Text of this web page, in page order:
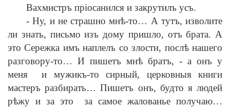
Вахмистръ прiосанился и закрутилъ усъ.
- Ну, и не страшно мнѣ-то… А тутъ, изволите
ли знать, письмо изъ дому пришло, отъ брата. А
это Сережка имъ наплелъ со злости, послѣнашего
разговору-то… И пишетъ мнѣ братъ, - а онъ у
меня и мужикъ-то сирный, церковныя книги
мастеръ разбирать… Пишетъ онъ, будто я людей
рѣжу и за это за самое жалованье получаю…